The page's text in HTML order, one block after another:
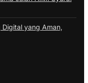
Digital yang Aman,